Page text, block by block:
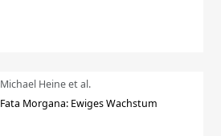
Michael Heine et al.
Fata Morgana: Ewiges Wachstum